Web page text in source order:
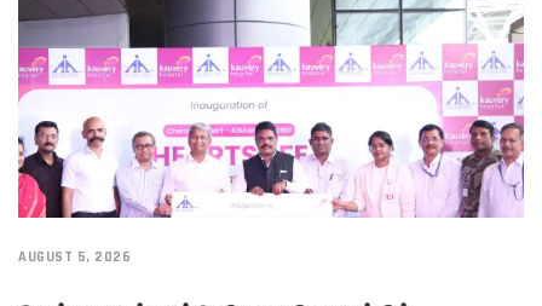
AUGUST 5, 2026